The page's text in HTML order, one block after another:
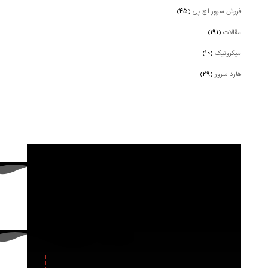
فروش سرور اچ پی(۴۵)
مقالات(۱۹۱)
میکروتیک(۱۰)
هارد سرور (۲۹)